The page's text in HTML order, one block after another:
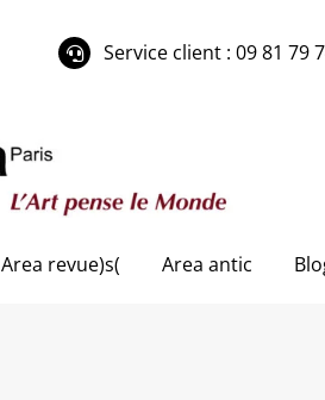
Service client : 09 81 79
Area revue)s( Area antic